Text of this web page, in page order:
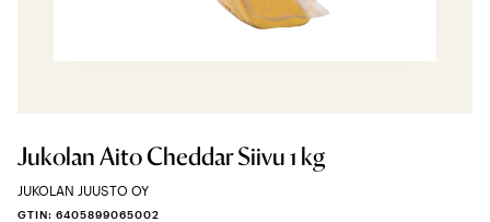
Jukolan Aito Cheddar Siivu 1 kg
JUKOLAN JUUSTO OY
GTIN: 6405899065002